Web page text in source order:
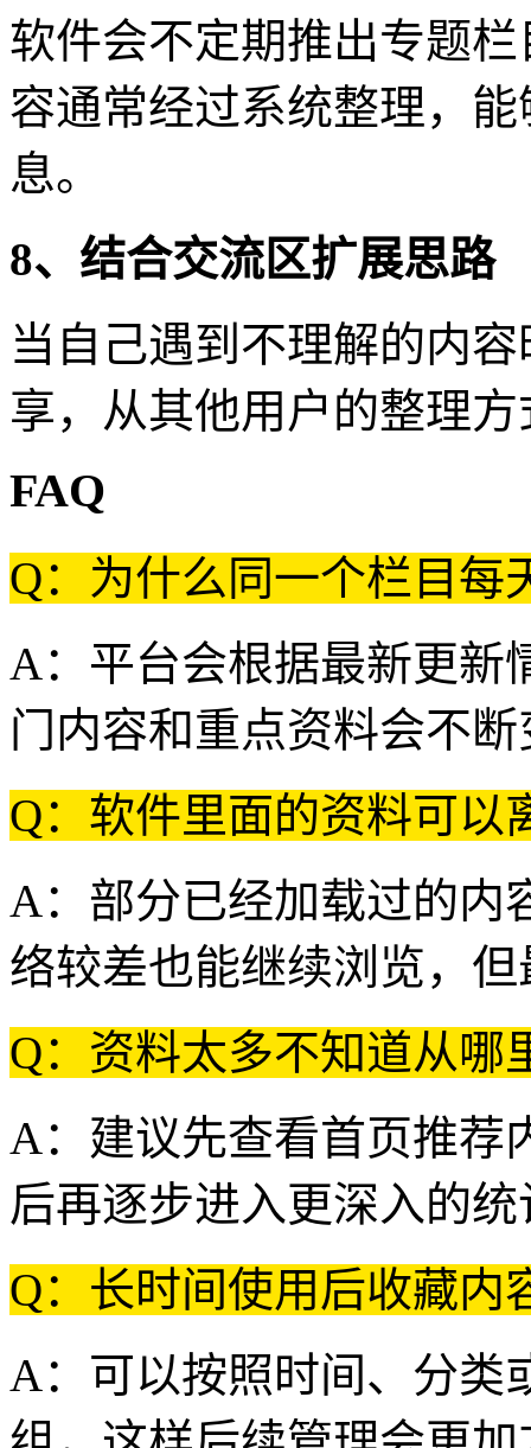
软件会不定期推出专题
容通常经过系统整理，
息。
8、结合交流区扩展思路
当自己遇到不理解的内
享，从其他用户的整理
FAQ
Q：为什么同一个栏目每
A：平台会根据最新更新
门内容和重点资料会不
Q：软件里面的资料可以
A：部分已经加载过的内
络较差也能继续浏览，
Q：资料太多不知道从哪
A：建议先查看首页推荐
后再逐步进入更深入的
Q：长时间使用后收藏内
A：可以按照时间、分类